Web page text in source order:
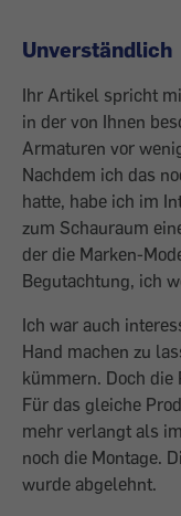
Unverständlich
Ihr Artikel spricht
in der von Ihnen
Armaturen vor
Nachdem ich das
hatte, habe ich im
zum Schauraum
der die Marken-
Begutachtung, ich
Ich war auch
Hand machen zu
kümmern. Doch die
Für das gleiche
mehr verlangt als
noch die Montage.
wurde abgelehnt.